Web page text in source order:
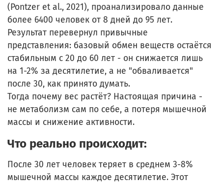
(Pontzer et al., 2021), проанализировало данные
более 6400 человек от 8 дней до 95 лет.
Результат перевернул привычные
представления: базовый обмен веществ остаётся
стабильным с 20 до 60 лет - он снижается лишь
на 1-2% за десятилетие, а не "обваливается"
после 30, как принято думать.
Тогда почему вес растёт? Настоящая причина -
не метаболизм сам по себе, а потеря мышечной
массы и снижение активности.
Что реально происходит:
После 30 лет человек теряет в среднем 3-8%
мышечной массы каждое десятилетие. Этот